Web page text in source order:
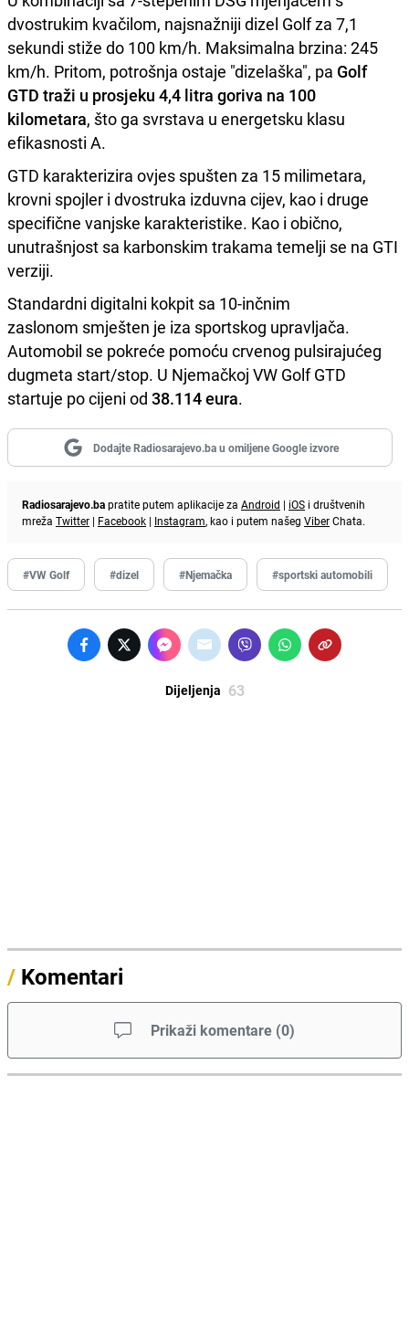
dvostrukim kvačilom, najsnažniji dizel Golf za 7,1
sekundi stiže do 100 km/h. Maksimalna brzina: 245
km/h. Pritom, potrošnja ostaje "dizelaška", pa Golf
GTD traži u prosjeku 4,4 litra goriva na 100
kilometara, što ga svrstava u energetsku klasu
efikasnosti A.
GTD karakterizira ovjes spušten za 15 milimetara,
krovni spojler i dvostruka izduvna cijev, kao i druge
specifične vanjske karakteristike. Kao i obično,
unutrašnjost sa karbonskim trakama temelji se na GTI
verziji.
Standardni digitalni kokpit sa 10-inčnim
zaslonom smješten je iza sportskog upravljača.
Automobil se pokreće pomoću crvenog pulsirajućeg
dugmeta start/stop. U Njemačkoj VW Golf GTD
startuje po cijeni od 38.114 eura.
Dodajte Radiosarajevo.ba u omiljene Google izvore
Radiosarajevo.bapratite putem aplikacije za Android | iOS i društvenih
mreža Twitter | Facebook | Instagram, kao i putem našeg ViberChata.
#VW Golf #dizel #Njemačka #sportski automobili
Dijeljenja 63
/ Komentari
Prikaži komentare (0)